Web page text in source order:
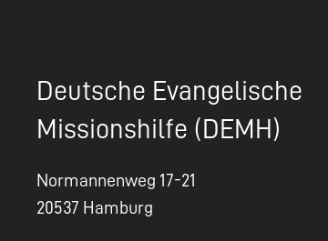
Deutsche Evangelische
Missionshilfe (DEMH)
Normannenweg 17-21
20537 Hamburg